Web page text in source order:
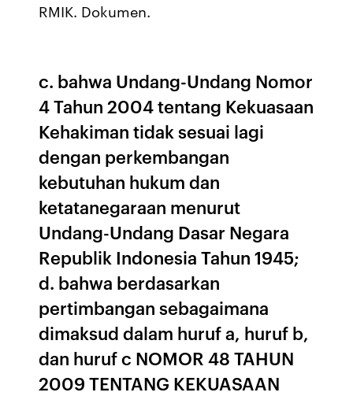
RMIK. Dokumen.
c. bahwa Undang-Undang Nomor
4 Tahun 2004 tentang Kekuasaan
Kehakiman tidak sesuai lagi
dengan perkembangan
kebutuhan hukum dan
ketatanegaraan menurut
Undang-Undang Dasar Negara
Republik Indonesia Tahun 1945;
d. bahwa berdasarkan
pertimbangan sebagaimana
dimaksud dalam huruf a, huruf b,
dan huruf c NOMOR 48 TAHUN
2009 TENTANG KEKUASAAN